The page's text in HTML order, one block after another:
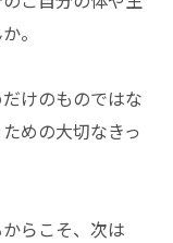
。
けのものではな
めの大切なきっ
らこそ、次は